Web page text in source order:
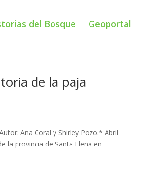
del Bosque Geoportal
de la paja
Ana Coral y Shirley Pozo.* Abril
la provincia de Santa Elena en